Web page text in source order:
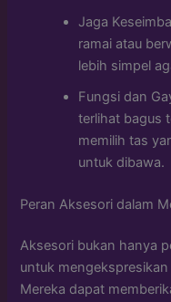
Jaga
ramai atau
lebih simpel
Fungsi dan
terlihat bagus
memilih tas
untuk dibawa.
Peran Aksesori dalam
Aksesori bukan hanya
untuk
Mereka dapat